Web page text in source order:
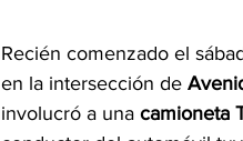
Recién comenzado el
en la intersección de
involucró a una camioneta